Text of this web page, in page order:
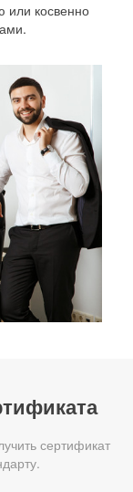
или косвенно
сертификат